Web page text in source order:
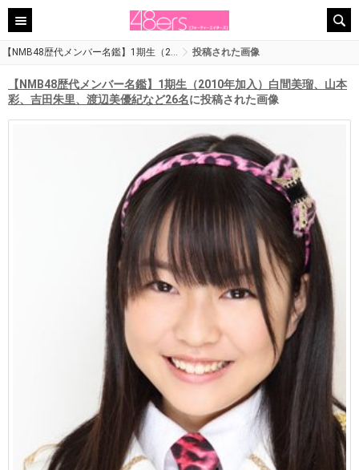
【NMB48歴代メンバー名鑑】1期生（2… 投稿された画像
【NMB48歴代メンバー名鑑】1期生（2010年加入）白間美瑠、山本
彩、吉田朱里、渡辺美優紀など26名に投稿された画像